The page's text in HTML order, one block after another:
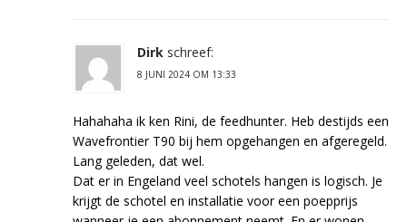
Dirk schreef:
8 JUNI 2024 OM 13:33
Hahahaha ik ken Rini, de feedhunter. Heb destijds een
Wavefrontier T90 bij hem opgehangen en afgeregeld.
Lang geleden, dat wel.
Dat er in Engeland veel schotels hangen is logisch. Je
krijgt de schotel en installatie voor een poepprijs